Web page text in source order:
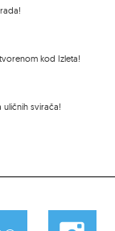
kod Izleta!
uličnih svirača!